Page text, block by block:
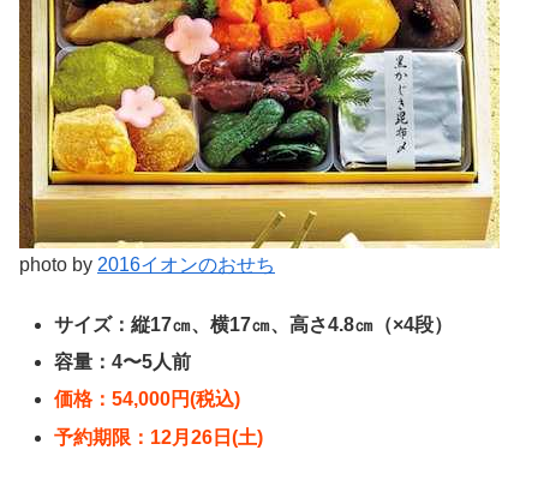
photo by 2016イオンのおせち
サイズ：縦17㎝、横17㎝、高さ4.8㎝（×4段）
容量：4〜5人前
価格：54,000円(税込)
予約期限：12月26日(土)